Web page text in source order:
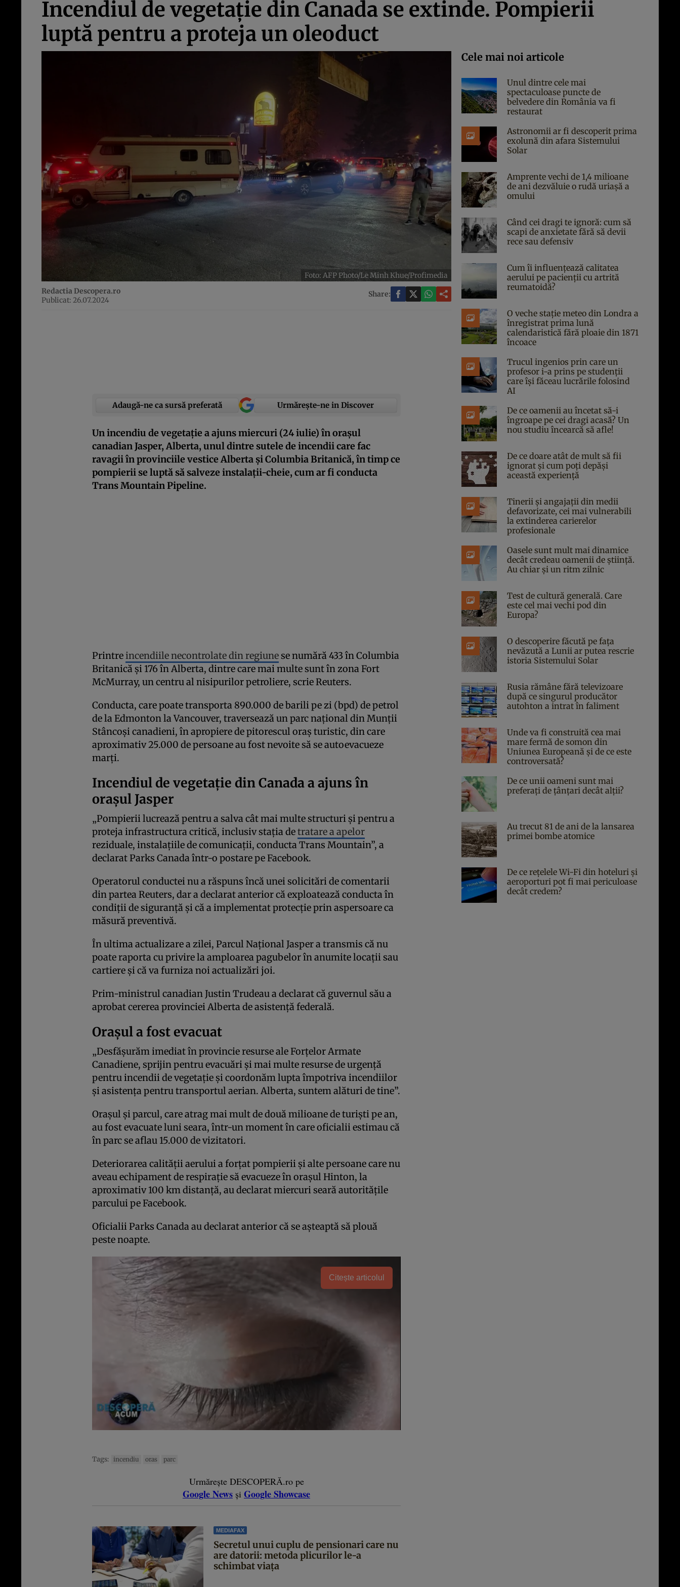
Incendiul de vegetație din Canada se extinde. Pompierii
luptă pentru a proteja un oleoduct
Foto: AFP Photo/Le Minh Khue/Profimedia
Redactia Descopera.ro
Publicat: 26.07.2024
Share:
Adaugă-ne ca sursă preferată Urmărește-ne in Discover
Un incendiu de vegetație a ajuns miercuri (24 iulie) în orașul
canadian Jasper, Alberta, unul dintre sutele de incendii care fac
ravagii în provinciile vestice Alberta și Columbia Britanică, în timp ce
pompierii se luptă să salveze instalații-cheie, cum ar fi conducta
Trans Mountain Pipeline.
Printreincendiile necontrolate din regiunese numără 433 în Columbia
Britanică și 176 în Alberta, dintre care mai multe sunt în zona Fort
McMurray, un centru al nisipurilor petroliere, scrie Reuters.
Conducta, care poate transporta 890.000 de barili pe zi (bpd) de petrol
de la Edmonton la Vancouver, traversează un parc național din Munții
Stâncoși canadieni, în apropiere de pitorescul oraș turistic, din care
aproximativ 25.000 de persoane au fost nevoite să se autoevacueze
marți.
Incendiul de vegetație din Canada a ajuns în
orașul Jasper
„Pompierii lucrează pentru a salva cât mai multe structuri și pentru a
proteja infrastructura critică, inclusiv stația detratare a apelor
reziduale, instalațiile de comunicații, conducta Trans Mountain”, a
declarat Parks Canada într-o postare pe Facebook.
Operatorul conductei nu a răspuns încă unei solicitări de comentarii
din partea Reuters, dar a declarat anterior că exploatează conducta în
condiții de siguranță și că a implementat protecție prin aspersoare ca
măsură preventivă.
În ultima actualizare a zilei, Parcul Național Jasper a transmis că nu
poate raporta cu privire la amploarea pagubelor în anumite locații sau
cartiere și că va furniza noi actualizări joi.
Prim-ministrul canadian Justin Trudeau a declarat că guvernul său a
aprobat cererea provinciei Alberta de asistență federală.
Orașul a fost evacuat
„Desfășurăm imediat în provincie resurse ale Forțelor Armate
Canadiene, sprijin pentru evacuări și mai multe resurse de urgență
pentru incendii de vegetație și coordonăm lupta împotriva incendiilor
și asistența pentru transportul aerian. Alberta, suntem alături de tine”.
Orașul și parcul, care atrag mai mult de două milioane de turiști pe an,
au fost evacuate luni seara, într-un moment în care oficialii estimau că
în parc se aflau 15.000 de vizitatori.
Deteriorarea calității aerului a forțat pompierii și alte persoane care nu
aveau echipament de respirație să evacueze în orașul Hinton, la
aproximativ 100 km distanță, au declarat miercuri seară autoritățile
parcului pe Facebook.
Oficialii Parks Canada au declarat anterior că se așteaptă să plouă
peste noapte.
Citește articolul
Tags: incendiu oras parc
Urmărește DESCOPERĂ.ro pe
Google News și Google Showcase
MEDIAFAX
Secretul unui cuplu de pensionari care nu
are datorii: metoda plicurilor le-a
schimbat viața
Cele mai noi articole
Unul dintre cele mai
spectaculoase puncte de
belvedere din România va fi
restaurat
Astronomii ar fi descoperit prima
exolună din afara Sistemului
Solar
Amprente vechi de 1,4 milioane
de ani dezvăluie o rudă uriașă a
omului
Când cei dragi te ignoră: cum să
scapi de anxietate fără să devii
rece sau defensiv
Cum îi influențează calitatea
aerului pe pacienții cu artrită
reumatoidă?
O veche stație meteo din Londra a
înregistrat prima lună
calendaristică fără ploaie din 1871
încoace
Trucul ingenios prin care un
profesor i-a prins pe studenții
care își făceau lucrările folosind
AI
De ce oamenii au încetat să-i
îngroape pe cei dragi acasă? Un
nou studiu încearcă să afle!
De ce doare atât de mult să fii
ignorat și cum poți depăși
această experiență
Tinerii și angajații din medii
defavorizate, cei mai vulnerabili
la extinderea carierelor
profesionale
Oasele sunt mult mai dinamice
decât credeau oamenii de știință.
Au chiar și un ritm zilnic
Test de cultură generală. Care
este cel mai vechi pod din
Europa?
O descoperire făcută pe fața
nevăzută a Lunii ar putea rescrie
istoria Sistemului Solar
Rusia rămâne fără televizoare
după ce singurul producător
autohton a intrat în faliment
Unde va fi construită cea mai
mare fermă de somon din
Uniunea Europeană și de ce este
controversată?
De ce unii oameni sunt mai
preferați de țânțari decât alții?
Au trecut 81 de ani de la lansarea
primei bombe atomice
De ce rețelele Wi-Fi din hoteluri și
aeroporturi pot fi mai periculoase
decât credem?